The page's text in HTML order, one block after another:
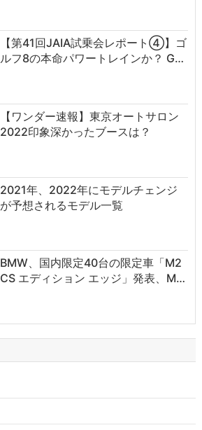
【第41回JAIA試乗会レポート④】ゴ
ルフ8の本命パワートレインか？ G…
【ワンダー速報】東京オートサロン
2022印象深かったブースは？
2021年、2022年にモデルチェンジ
が予想されるモデル一覧
BMW、国内限定40台の限定車「M2
CS エディション エッジ」発表、M…